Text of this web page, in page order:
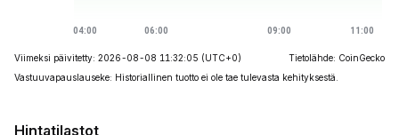
Viimeksi päivitetty: 2026-08-08 11:32:05 (UTC+0)
Tietolähde: CoinGecko
Vastuuvapauslauseke: Historiallinen tuotto ei ole tae tulevasta kehityksestä.
Hintatilastot